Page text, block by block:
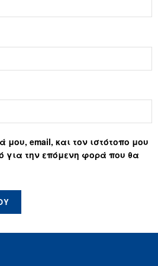
μου, email, και τον ιστότοπο μου
για την επόμενη φορά που θα